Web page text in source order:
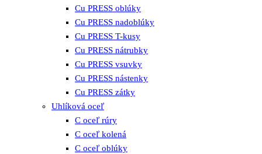
Cu PRESS oblúky
Cu PRESS nadoblúky
Cu PRESS T-kusy
Cu PRESS nátrubky
Cu PRESS vsuvky
Cu PRESS nástenky
Cu PRESS zátky
Uhlíková oceľ
C oceľ rúry
C oceľ kolená
C oceľ oblúky